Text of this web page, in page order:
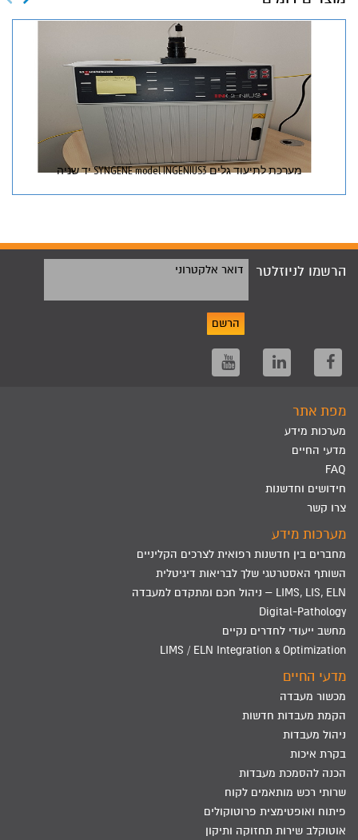
מערכת לתיעוד גלים SYNGENE model INGENIUS3 יד שניה
הרשמו לניוזלטר דואר אלקטרוני
הרשם
מפת אתר
מערכות מידע
מדעי החיים
FAQ
חידושים וחדשנות
צרו קשר
מערכות מידע
מחברים בין חדשנות רפואית לצרכים הקליניים
השותף האסטרטגי שלך לבריאות דיגיטלית
LIMS, LIS, ELN – ניהול חכם ומתקדם למעבדה
Digital-Pathology
מחשב ייעודי לחדרים נקיים
LIMS / ELN Integration & Optimization
מדעי החיים
מכשור מעבדה
הקמת מעבדות חדשות
ניהול מעבדות
בקרת איכות
הכנה להסמכת מעבדות
שרותי רכש מותאמים לקוח
פיתוח ואופטימצית פרוטוקולים
אוטוקלב שירות תחזוקה ותיקון